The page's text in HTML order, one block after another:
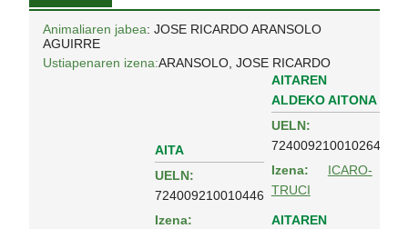
Animaliaren jabea: JOSE RICARDO ARANSOLO
AGUIRRE
Ustiapenaren izena:ARANSOLO, JOSE RICARDO
AITA
UELN:
724009210010446
Izena:
AITAREN
ALDEKO AITONA
UELN:
724009210010264
Izena:
ICARO-
TRUCI
AITAREN